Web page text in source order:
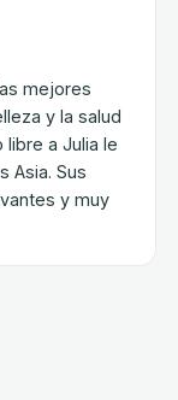
mejores
y la salud
libre a Julia le
Asia. Sus
y muy